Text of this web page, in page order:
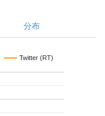
分布
Twitter (RT)